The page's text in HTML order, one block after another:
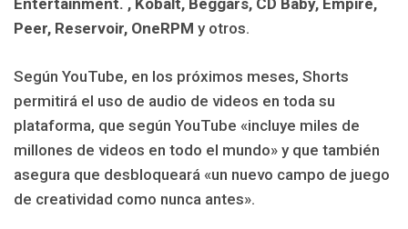
Entertainment. , Kobalt, Beggars, CD Baby, Empire,
Peer, Reservoir, OneRPM y otros.
Según YouTube, en los próximos meses, Shorts
permitirá el uso de audio de videos en toda su
plataforma, que según YouTube «incluye miles de
millones de videos en todo el mundo» y que también
asegura que desbloqueará «un nuevo campo de juego
de creatividad como nunca antes».